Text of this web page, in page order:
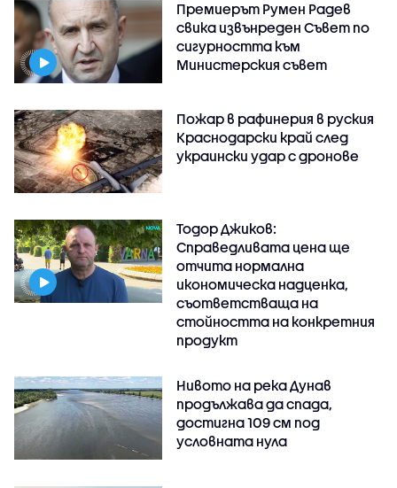
Премиерът Румен Радев
свика извънреден Съвет по
сигурността към
Министерския съвет
Пожар в рафинерия в руския
Краснодарски край след
украински удар с дронове
Тодор Джиков:
Справедливата цена ще
отчита нормална
икономическа надценка,
съответстваща на
стойността на конкретния
продукт
Нивото на река Дунав
продължава да спада,
достигна 109 см под
условната нула